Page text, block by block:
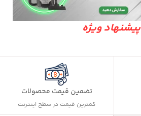
پیشنهاد ویژه
تضمین قیمت محصولات
کمترین قیمت در سطح اینترنت